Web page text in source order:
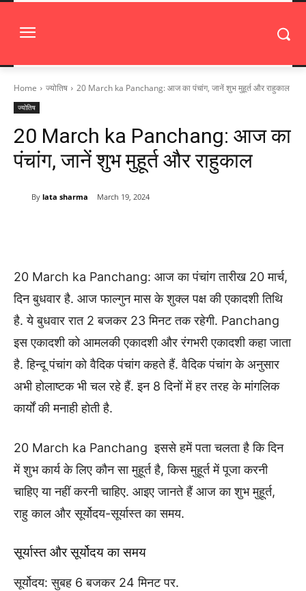
Home ज्योतिष 20 March ka Panchang: आज का पंचांग, जानें शुभ मुहूर्त और राहुकाल
ज्योतिष
20 March ka Panchang: आज का
पंचांग, जानें शुभ मुहूर्त और राहुकाल
By lata sharma March 19, 2024
20 March ka Panchang: आज का पंचांग तारीख 20 मार्च,
दिन बुधवार है. आज फाल्गुन मास के शुक्ल पक्ष की एकादशी तिथि
है. ये बुधवार रात 2 बजकर 23 मिनट तक रहेगी. Panchang
इस एकादशी को आमलकी एकादशी और रंगभरी एकादशी कहा जाता
है. हिन्दू पंचांग को वैदिक पंचांग कहते हैं. वैदिक पंचांग के अनुसार
अभी होलाष्टक भी चल रहे हैं. इन 8 दिनों में हर तरह के मांगलिक
कार्यों की मनाही होती है.
20 March ka Panchang इससे हमें पता चलता है कि दिन
में शुभ कार्य के लिए कौन सा मुहूर्त है, किस मुहूर्त में पूजा करनी
चाहिए या नहीं करनी चाहिए. आइए जानते हैं आज का शुभ मुहूर्त,
राहु काल और सूर्योदय-सूर्यास्त का समय.
सूर्यास्त और सूर्योदय का समय
सूर्योदय: सुबह 6 बजकर 24 मिनट पर.